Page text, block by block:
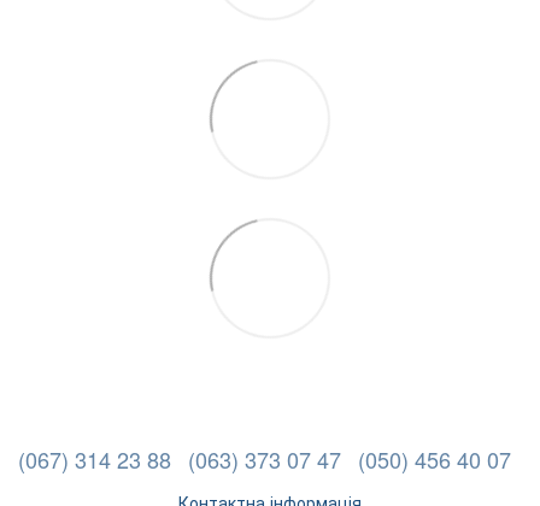
(067) 314 23 88 (063) 373 07 47 (050) 456 40 07